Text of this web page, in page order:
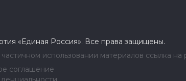
«Единая Россия». Все права защищены.
использовании материалов ссылка на
соглашение